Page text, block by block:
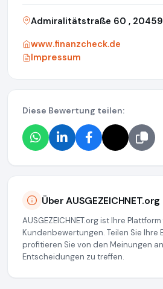
Admiralitätstraße 60 ,
www.finanzcheck.de
Impressum
Diese Bewertung teilen:
Über AUSGEZEICHNET.org
AUSGEZEICHNET.org ist Ihre
Kundenbewertungen. Teilen Sie Ihre
profitieren Sie von den Meinungen
Entscheidungen zu treffen.